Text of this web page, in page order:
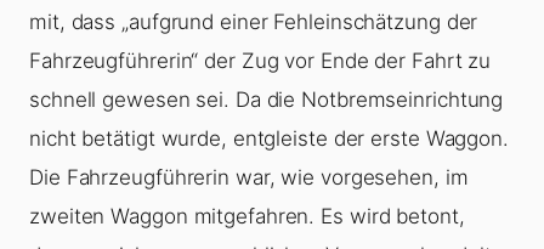
mit, dass „aufgrund einer Fehleinschätzung der
Fahrzeugführerin“ der Zug vor Ende der Fahrt zu
schnell gewesen sei. Da die Notbremseinrichtung
nicht betätigt wurde, entgleiste der erste Waggon.
Die Fahrzeugführerin war, wie vorgesehen, im
zweiten Waggon mitgefahren. Es wird betont,